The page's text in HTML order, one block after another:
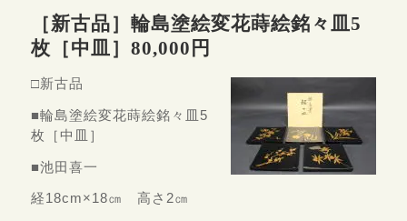
［新古品］輪島塗絵変花蒔絵銘々皿5
枚［中皿］80,000円
□新古品
■輪島塗絵変花蒔絵銘々皿5
枚［中皿］
■池田喜一
経18cm×18㎝ 高さ2㎝